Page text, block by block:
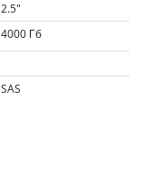
2.5"
4000 Гб
SAS